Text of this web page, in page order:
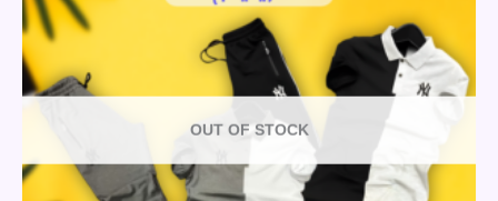
OUT OF STOCK